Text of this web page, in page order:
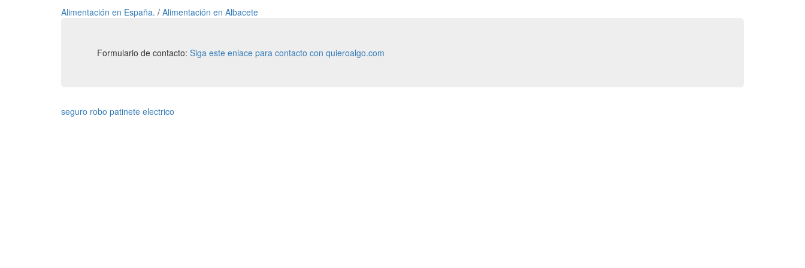
Alimentación en España. / Alimentación en Albacete
Formulario de contacto: Siga este enlace para contacto con quieroalgo.com
seguro robo patinete electrico